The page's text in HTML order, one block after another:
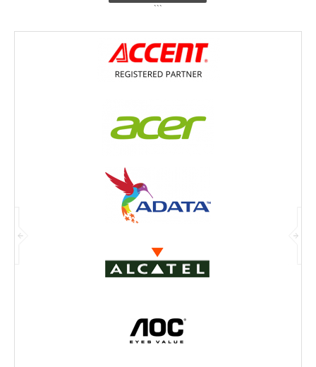
```